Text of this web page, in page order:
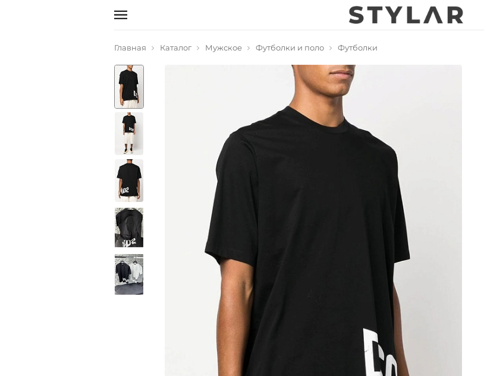
Главная Каталог Мужское Футболки и поло Футболки